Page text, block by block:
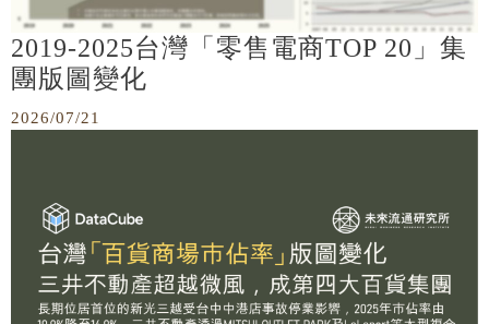
2019-2025台灣「零售電商TOP 20」集
團版圖變化
2026/07/21